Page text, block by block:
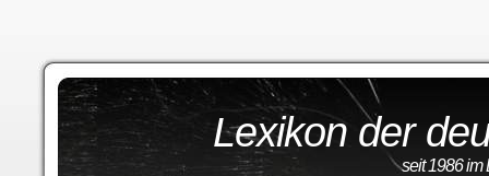
Lexikon der
seit 1986 im